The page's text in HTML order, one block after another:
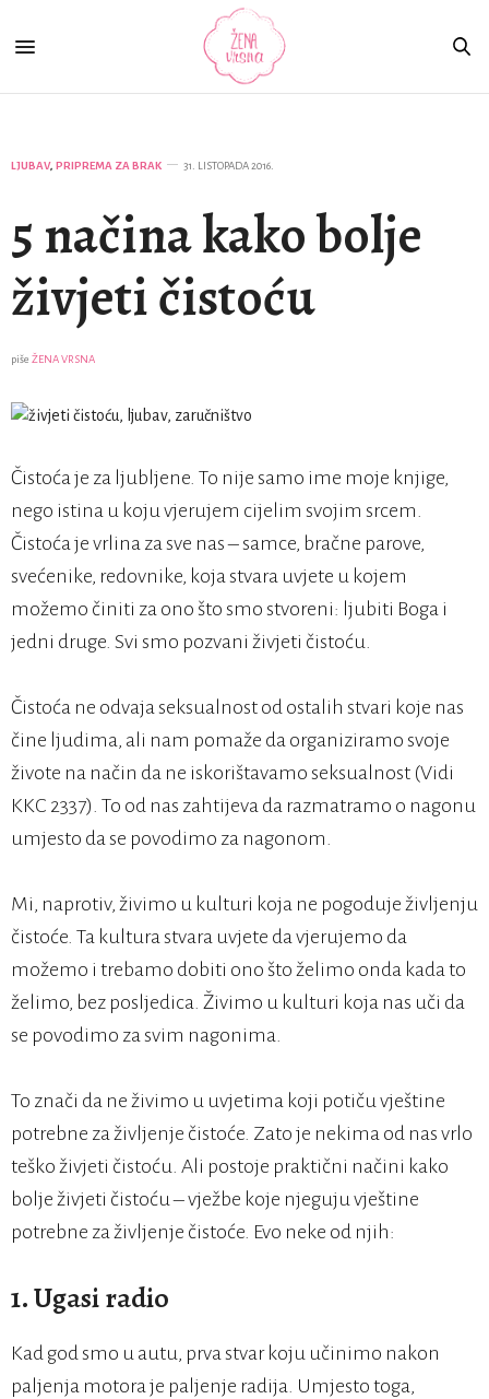
LJUBAV, PRIPREMA ZA BRAK 31. LISTOPADA 2016.
5 načina kako bolje
živjeti čistoću
piše ŽENA VRSNA
Čistoća je za ljubljene. To nije samo ime moje knjige,
nego istina u koju vjerujem cijelim svojim srcem.
Čistoća je vrlina za sve nas – samce, bračne parove,
svećenike, redovnike, koja stvara uvjete u kojem
možemo činiti za ono što smo stvoreni: ljubiti Boga i
jedni druge. Svi smo pozvani živjeti čistoću.
Čistoća ne odvaja seksualnost od ostalih stvari koje nas
čine ljudima, ali nam pomaže da organiziramo svoje
živote na način da ne iskorištavamo seksualnost (Vidi
KKC 2337). To od nas zahtijeva da razmatramo o nagonu
umjesto da se povodimo za nagonom.
Mi, naprotiv, živimo u kulturi koja ne pogoduje življenju
čistoće. Ta kultura stvara uvjete da vjerujemo da
možemo i trebamo dobiti ono što želimo onda kada to
želimo, bez posljedica. Živimo u kulturi koja nas uči da
se povodimo za svim nagonima.
To znači da ne živimo u uvjetima koji potiču vještine
potrebne za življenje čistoće. Zato je nekima od nas vrlo
teško živjeti čistoću. Ali postoje praktični načini kako
bolje živjeti čistoću – vježbe koje njeguju vještine
potrebne za življenje čistoće. Evo neke od njih:
1. Ugasi radio
Kad god smo u autu, prva stvar koju učinimo nakon
paljenja motora je paljenje radija. Umjesto toga,